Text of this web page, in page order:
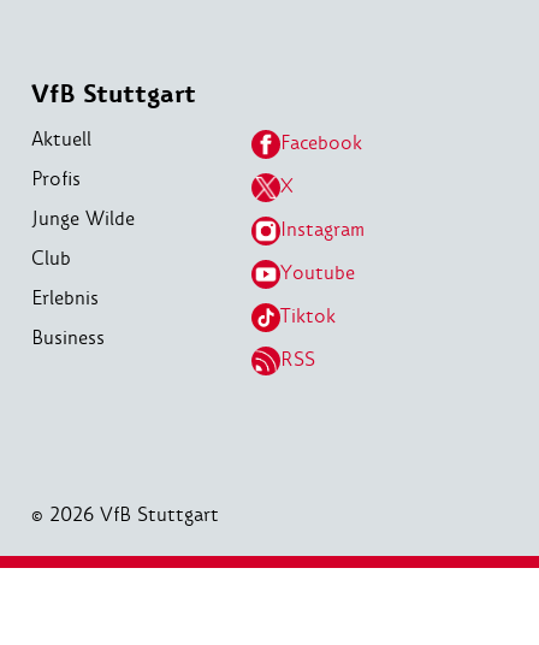
VfB Stuttgart
Aktuell
Profis
Junge Wilde
Club
Erlebnis
Business
Facebook
X
Instagram
Youtube
Tiktok
RSS
© 2026 VfB Stuttgart